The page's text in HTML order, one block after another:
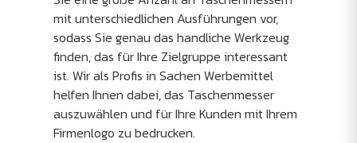
mit unterschiedlichen Ausführungen vor,
sodass Sie genau das handliche Werkzeug
finden, das für Ihre Zielgruppe interessant
ist. Wir als Profis in Sachen Werbemittel
helfen Ihnen dabei, das Taschenmesser
auszuwählen und für Ihre Kunden mit Ihrem
Firmenlogo zu bedrucken.